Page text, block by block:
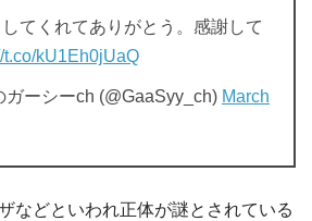
てくれてありがとう。感謝して
t.co/kU1Eh0jUaQ
ーシーch (@GaaSyy_ch) March
などといわれ正体が謎とされている